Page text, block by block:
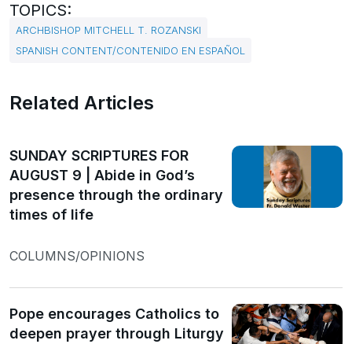
TOPICS:
ARCHBISHOP MITCHELL T. ROZANSKI
SPANISH CONTENT/CONTENIDO EN ESPAÑOL
Related Articles
SUNDAY SCRIPTURES FOR
AUGUST 9 | Abide in God’s
presence through the ordinary
times of life
COLUMNS/OPINIONS
Pope encourages Catholics to
deepen prayer through Liturgy